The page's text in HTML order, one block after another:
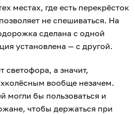
местах, где есть перекрёсток
не спешиваться. На
сделана с одной
установлена — с другой.
светофора, а значит,
вообще незачем.
могли бы пользоваться и
чтобы держаться при